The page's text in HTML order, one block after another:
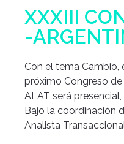
XXXIII
-
Con el tema Cambio,
próximo Congreso
ALAT será
Bajo la coordinación
Analista